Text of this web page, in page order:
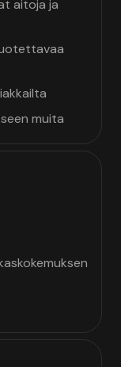
aitoja ja
muita